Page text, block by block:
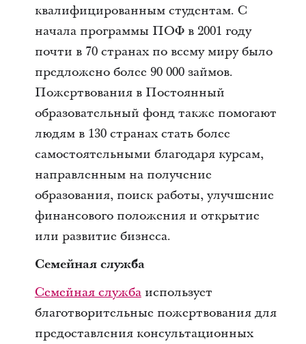
квалифицированным студентам. С
начала программы ПОФ в 2001 году
почти в 70 странах по всему миру было
предложено более 90 000 займов.
Пожертвования в Постоянный
образовательный фонд также помогают
людям в 130 странах стать более
самостоятельными благодаря курсам,
направленным на получение
образования, поиск работы, улучшение
финансового положения и открытие
или развитие бизнеса.
Семейная служба
Семейная службаиспользует
благотворительные пожертвования для
предоставления консультационных